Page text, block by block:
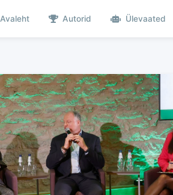
Avaleht Autorid Ülevaated